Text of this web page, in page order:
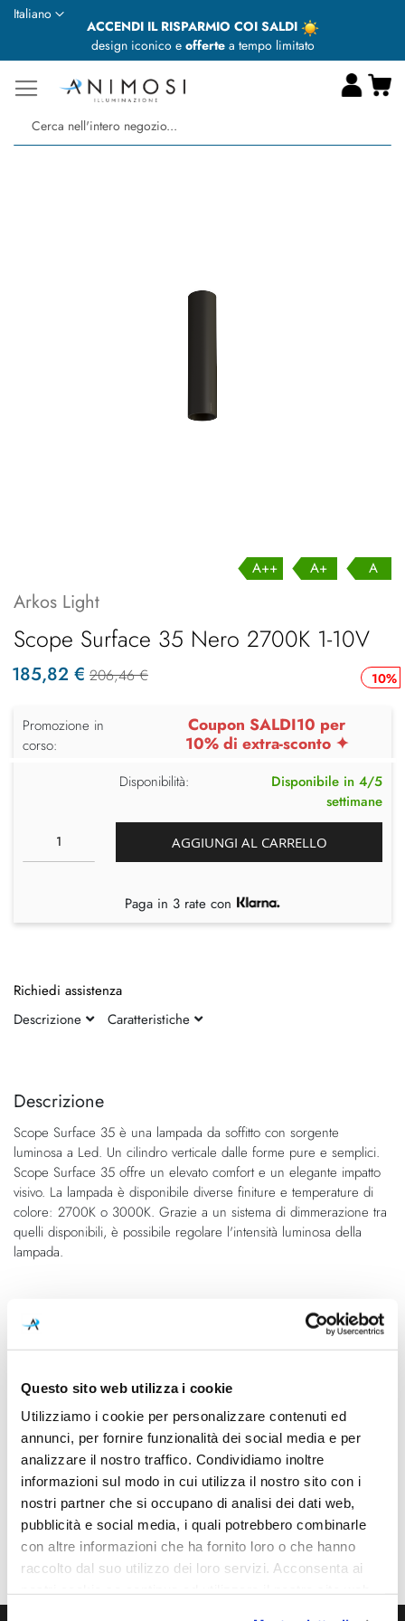
Questo sito web utilizza i cookie
Utilizziamo i cookie per personalizzare contenuti ed
annunci, per fornire funzionalità dei social media e per
analizzare il nostro traffico. Condividiamo inoltre
informazioni sul modo in cui utilizza il nostro sito con i
nostri partner che si occupano di analisi dei dati web,
pubblicità e social media, i quali potrebbero combinarle
con altre informazioni che ha fornito loro o che hanno
raccolto dal suo utilizzo dei loro servizi. Acconsenta ai
ACCENDI IL RISPARMIO COI SALDI
design iconico e offertea tempo limitato
Lingua
Italiano
fine
galleria
di
immagini
della
di
immagini
Descrizione
Scope Surface 35 è una lampada da soffitto con sorgente
luminosa a Led. Un cilindro verticale dalle forme pure e semplici.
Scope Surface 35 offre un elevato comfort e un elegante impatto
visivo. La lampada è disponibile diverse finiture e temperature di
colore: 2700K o 3000K. Grazie a un sistema di dimmerazione tra
quelli disponibili, è possibile regolare l'intensità luminosa della
lampada.
Caratteristiche
Cod.Art.
Colore led
Dimensioni
Ø 80mm - 350mm
Sorgente luminosa
Led integrato
Potenza e attacco
7W - 3000K - 940Lm - CRI90
Dimmerazione
1-10V
Classe energetica
A++, A+, A
A++ A+ A
Arkos Light
Scope Surface 35 Nero 2700K 1-10V
10%
185,82 € 206,46 €
Promozione in
corso:
Coupon SALDI10 per
10% di extra-sconto ✦
Disponibilità:
Disponibile in 4/5
settimane
AGGIUNGI AL CARRELLO
Paga in 3 rate con
Richiedi assistenza
Descrizione
Caratteristiche